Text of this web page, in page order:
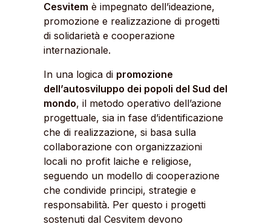
Cesvitem è impegnato dell’ideazione,
promozione e realizzazione di progetti
di solidarietà e cooperazione
internazionale.
In una logica di promozione
dell’autosviluppo dei popoli del Sud del
mondo, il metodo operativo dell’azione
progettuale, sia in fase d’identificazione
che di realizzazione, si basa sulla
collaborazione con organizzazioni
locali no profit laiche e religiose,
seguendo un modello di cooperazione
che condivide principi, strategie e
responsabilità. Per questo i progetti
sostenuti dal Cesvitem devono